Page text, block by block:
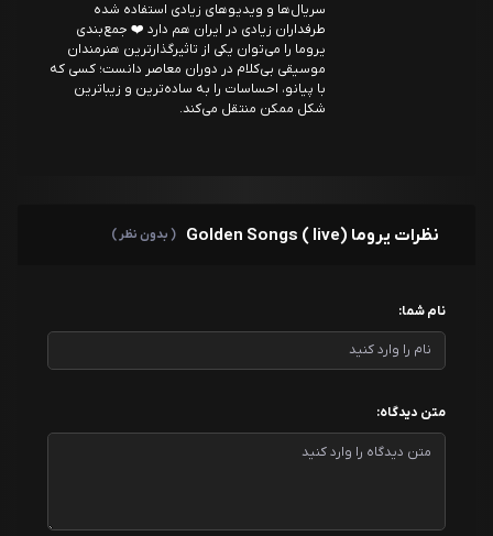
سریال‌ها و ویدیوهای زیادی استفاده شده
طرفداران زیادی در ایران هم دارد ❤️ جمع‌بندی
یروما را می‌توان یکی از تاثیرگذارترین هنرمندان
موسیقی بی‌کلام در دوران معاصر دانست؛ کسی که
با پیانو، احساسات را به ساده‌ترین و زیباترین
شکل ممکن منتقل می‌کند.
نظرات یروما Golden Songs ( live) ( بدون نظر )
نام شما:
متن دیدگاه: